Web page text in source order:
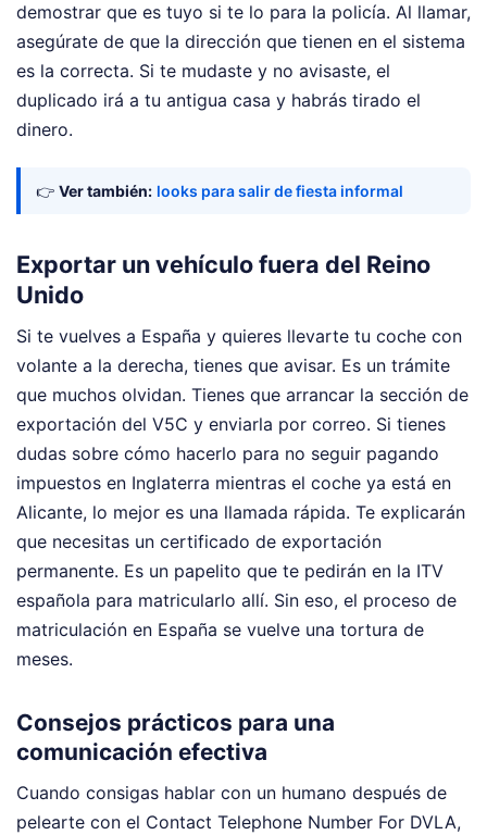
demostrar que es tuyo si te lo para la policía. Al llamar,
asegúrate de que la dirección que tienen en el sistema
es la correcta. Si te mudaste y no avisaste, el
duplicado irá a tu antigua casa y habrás tirado el
dinero.
👉 Ver también: looks para salir de fiesta informal
Exportar un vehículo fuera del Reino
Unido
Si te vuelves a España y quieres llevarte tu coche con
volante a la derecha, tienes que avisar. Es un trámite
que muchos olvidan. Tienes que arrancar la sección de
exportación del V5C y enviarla por correo. Si tienes
dudas sobre cómo hacerlo para no seguir pagando
impuestos en Inglaterra mientras el coche ya está en
Alicante, lo mejor es una llamada rápida. Te explicarán
que necesitas un certificado de exportación
permanente. Es un papelito que te pedirán en la ITV
española para matricularlo allí. Sin eso, el proceso de
matriculación en España se vuelve una tortura de
meses.
Consejos prácticos para una
comunicación efectiva
Cuando consigas hablar con un humano después de
pelearte con el Contact Telephone Number For DVLA,